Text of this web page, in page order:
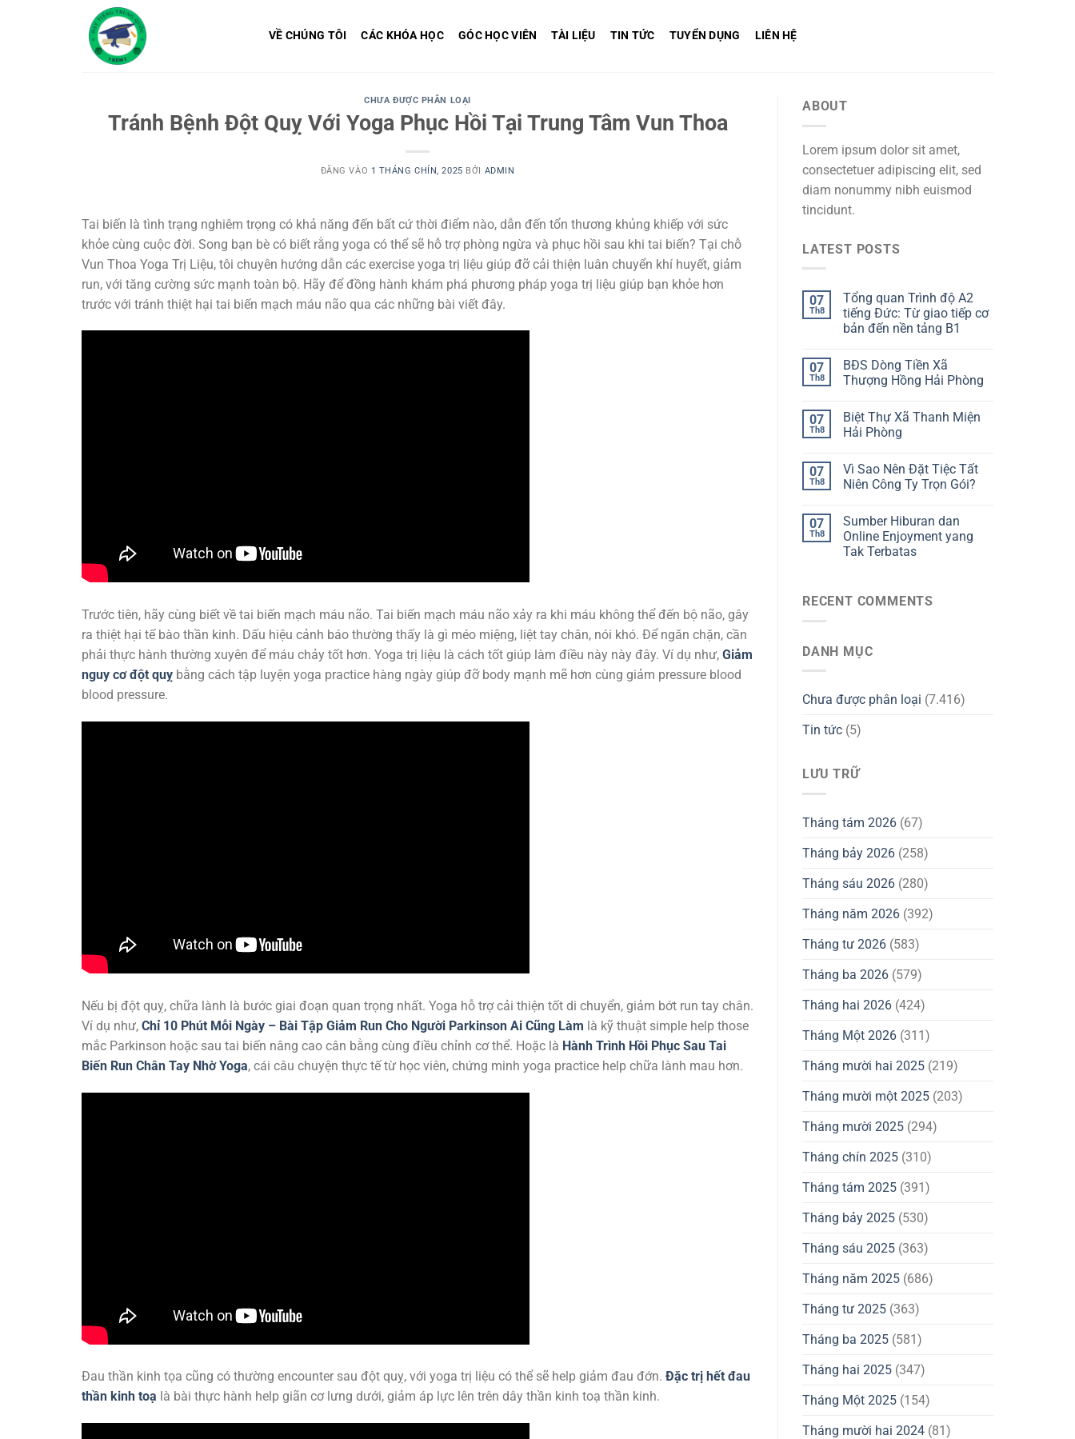
VỀ CHÚNG TÔI CÁC KHÓA HỌC GÓC HỌC VIÊN TÀI LIỆU TIN TỨC TUYỂN DỤNG LIÊN HỆ
CHƯA ĐƯỢC PHÂN LOẠI
Tránh Bệnh Đột Quỵ Với Yoga Phục Hồi Tại Trung Tâm Vun Thoa
ĐĂNG VÀO 1 THÁNG CHÍN, 2025 BỞI ADMIN
Tai biến là tình trạng nghiêm trọng có khả năng đến bất cứ thời điểm nào, dẫn đến tổn thương khủng khiếp với sức
khỏe cùng cuộc đời. Song bạn bè có biết rằng yoga có thể sẽ hỗ trợ phòng ngừa và phục hồi sau khi tai biến? Tại chỗ
Vun Thoa Yoga Trị Liệu, tôi chuyên hướng dẫn các exercise yoga trị liệu giúp đỡ cải thiện luân chuyển khí huyết, giảm
run, với tăng cường sức mạnh toàn bộ. Hãy để đồng hành khám phá phương pháp yoga trị liệu giúp bạn khỏe hơn
trước với tránh thiệt hại tai biến mạch máu não qua các những bài viết đây.
Trước tiên, hãy cùng biết về tai biến mạch máu não. Tai biến mạch máu não xảy ra khi máu không thể đến bộ não, gây
ra thiệt hại tế bào thần kinh. Dấu hiệu cảnh báo thường thấy là gì méo miệng, liệt tay chân, nói khó. Để ngăn chặn, cần
phải thực hành thường xuyên để máu chảy tốt hơn. Yoga trị liệu là cách tốt giúp làm điều này này đây. Ví dụ như, Giảm
nguy cơ đột quỵ bằng cách tập luyện yoga practice hàng ngày giúp đỡ body mạnh mẽ hơn cùng giảm pressure blood
blood pressure.
Nếu bị đột quỵ, chữa lành là bước giai đoạn quan trọng nhất. Yoga hỗ trợ cải thiện tốt di chuyển, giảm bớt run tay chân.
Ví dụ như, Chỉ 10 Phút Mỗi Ngày – Bài Tập Giảm Run Cho Người Parkinson Ai Cũng Làm là kỹ thuật simple help those
mắc Parkinson hoặc sau tai biến nâng cao cân bằng cùng điều chỉnh cơ thể. Hoặc là Hành Trình Hồi Phục Sau Tai
Biến Run Chân Tay Nhờ Yoga, cái câu chuyện thực tế từ học viên, chứng minh yoga practice help chữa lành mau hơn.
Đau thần kinh tọa cũng có thường encounter sau đột quỵ, với yoga trị liệu có thể sẽ help giảm đau đớn. Đặc trị hết đau
thần kinh toạ là bài thực hành help giãn cơ lưng dưới, giảm áp lực lên trên dây thần kinh toạ thần kinh.
ABOUT
Lorem ipsum dolor sit amet,
consectetuer adipiscing elit, sed
diam nonummy nibh euismod
tincidunt.
LATEST POSTS
07
Th8
Tổng quan Trình độ A2
tiếng Đức: Từ giao tiếp cơ
bản đến nền tảng B1
07
Th8
BĐS Dòng Tiền Xã
Thượng Hồng Hải Phòng
07
Th8
Biệt Thự Xã Thanh Miện
Hải Phòng
07
Th8
Vì Sao Nên Đặt Tiệc Tất
Niên Công Ty Trọn Gói?
07
Th8
Sumber Hiburan dan
Online Enjoyment yang
Tak Terbatas
RECENT COMMENTS
DANH MỤC
Chưa được phân loại (7.416)
Tin tức (5)
LƯU TRỮ
Tháng tám 2026 (67)
Tháng bảy 2026 (258)
Tháng sáu 2026 (280)
Tháng năm 2026 (392)
Tháng tư 2026 (583)
Tháng ba 2026 (579)
Tháng hai 2026 (424)
Tháng Một 2026 (311)
Tháng mười hai 2025 (219)
Tháng mười một 2025 (203)
Tháng mười 2025 (294)
Tháng chín 2025 (310)
Tháng tám 2025 (391)
Tháng bảy 2025 (530)
Tháng sáu 2025 (363)
Tháng năm 2025 (686)
Tháng tư 2025 (363)
Tháng ba 2025 (581)
Tháng hai 2025 (347)
Tháng Một 2025 (154)
Tháng mười hai 2024 (81)